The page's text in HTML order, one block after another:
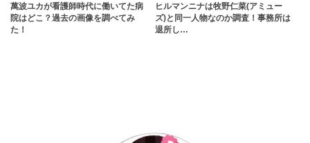
萬波ユカが看護師時代に働いてた病
院はどこ？過去の画像を調べてみ
た！
ヒルマンニナは牧野仁菜(アミュー
ズ)と同一人物なのか調査！事務所は
退所し…